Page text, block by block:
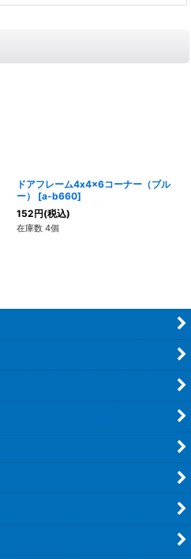
ドアフレーム4x4x6コーナー（ブル
ー）
[a-b660]
152円(税込)
在庫数 4個